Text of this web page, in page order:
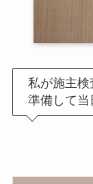
私が施主検
準備して当